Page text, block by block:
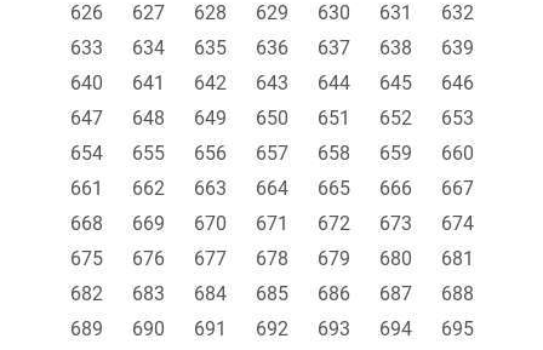
626
627 628 629 630 631
632
633
634 635 636 637 638
639
640
641 642 643 644 645
646
647
648 649 650 651 652
653
654
655 656 657 658 659
660
661
662 663 664 665 666
667
668
669 670 671 672 673
674
675
676 677 678 679 680
681
682
683 684 685 686 687
688
689
690 691 692 693 694
695